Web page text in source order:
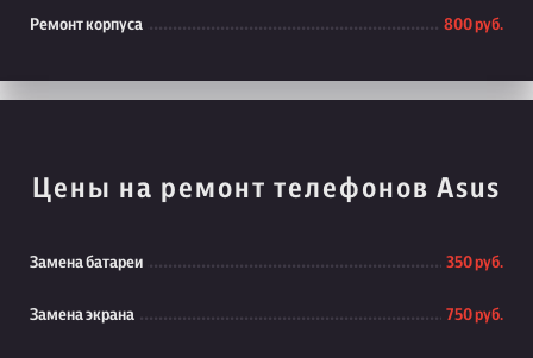
Ремонт корпуса 800 руб.
Цены на ремонт телефонов Asus
Замена батареи 350 руб.
Замена экрана 750 руб.